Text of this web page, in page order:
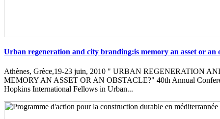
Urban regeneration and city branding:is memory an asset or an
Athènes, Grèce,19-23 juin, 2010 " URBAN REGENERATION
MEMORY AN ASSET OR AN OBSTACLE?" 40th Annual
Hopkins International Fellows in Urban...